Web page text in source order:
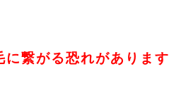
繋がる恐れがあります